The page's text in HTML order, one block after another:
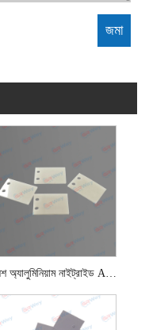
পালিশ অ্যালুমিনিয়াম নাইট্রাইড ALN সিরামিক সাবস্ট্রেট